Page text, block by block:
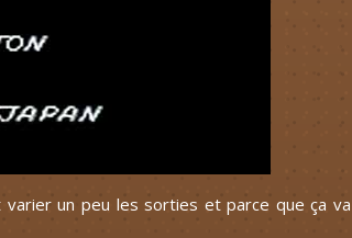
varier un peu les sorties et parce que ça va